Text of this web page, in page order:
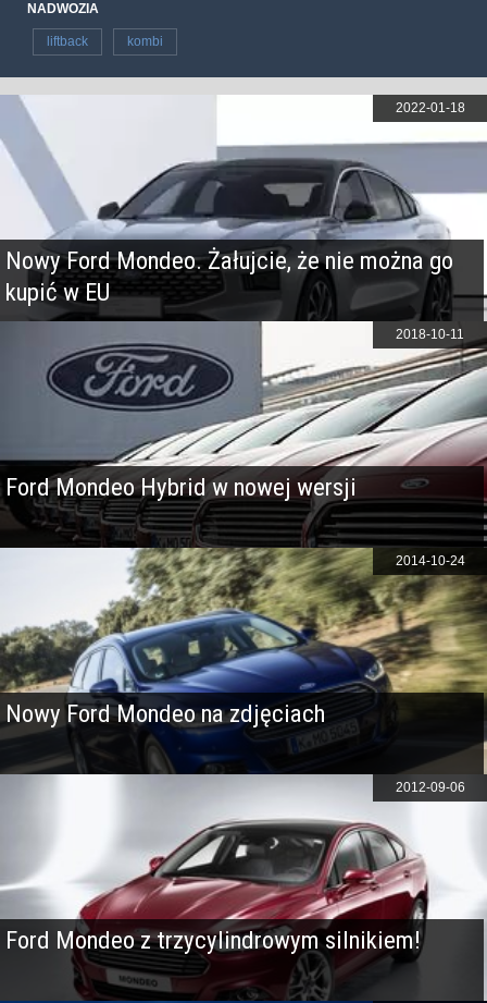
NADWOZIA
liftback kombi
Nowy Ford Mondeo. Żałujcie, że nie można go
kupić w EU
2022-01-18
Ford Mondeo Hybrid w nowej wersji
2018-10-11
Nowy Ford Mondeo na zdjęciach
2014-10-24
Ford Mondeo z trzycylindrowym silnikiem!
2012-09-06